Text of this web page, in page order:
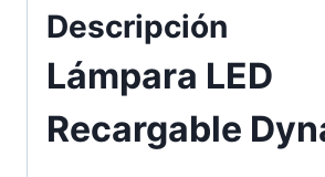
Descripción
Lámpara LED
Recargable